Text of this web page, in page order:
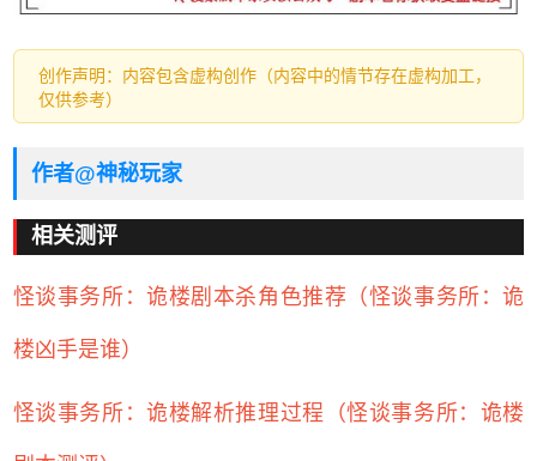
创作声明：内容包含虚构创作（内容中的情节存在虚构加工，
仅供参考）
作者@神秘玩家
相关测评
怪谈事务所：诡楼剧本杀角色推荐（怪谈事务所：诡
楼凶手是谁）
怪谈事务所：诡楼解析推理过程（怪谈事务所：诡楼